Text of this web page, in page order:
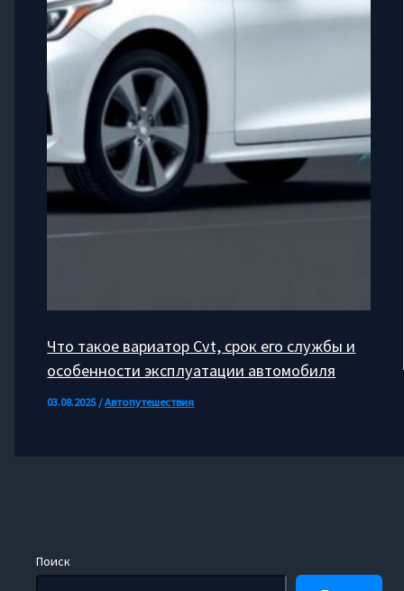
Поиск
Что такое вариатор Cvt, срок его службы и
особенности эксплуатации автомобиля
03.08.2025/Автопутешествия